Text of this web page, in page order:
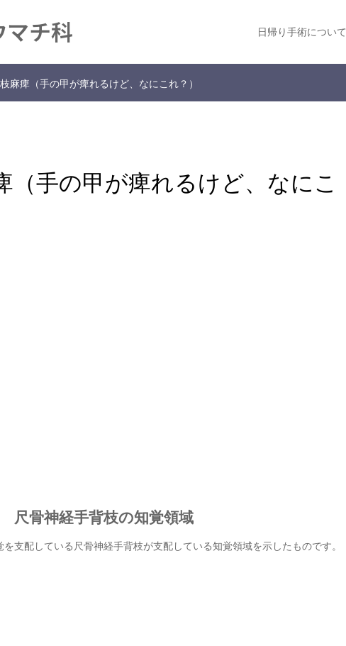
チ科 日帰り手術について
麻痺（手の甲が痺れるけど、なにこれ？）
（手の甲が痺れるけど、なにこ
尺骨神経手背枝の知覚領域
支配している尺骨神経手背枝が支配している知覚領域を示したものです。